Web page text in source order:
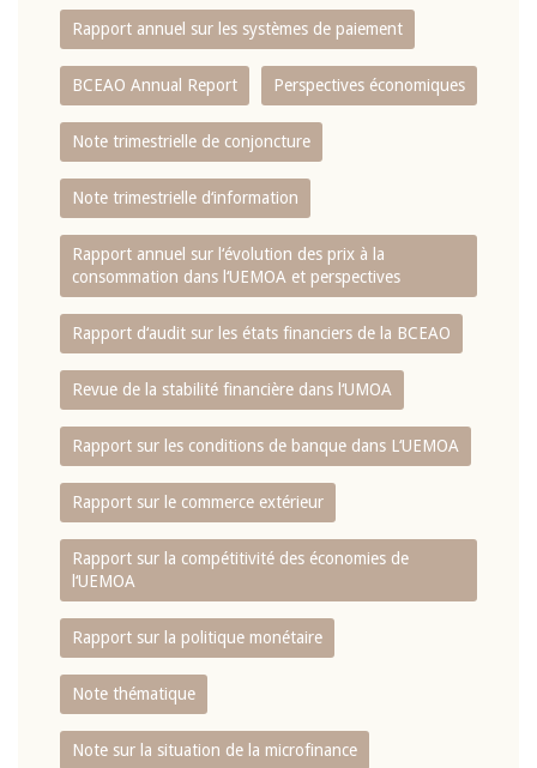
Rapport annuel sur les systèmes de paiement
BCEAO Annual Report Perspectives économiques
Note trimestrielle de conjoncture
Note trimestrielle d‘information
Rapport annuel sur l‘évolution des prix à la
consommation dans l‘UEMOA et perspectives
Rapport d‘audit sur les états financiers de la BCEAO
Revue de la stabilité financière dans l‘UMOA
Rapport sur les conditions de banque dans L‘UEMOA
Rapport sur le commerce extérieur
Rapport sur la compétitivité des économies de
l‘UEMOA
Rapport sur la politique monétaire
Note thématique
Note sur la situation de la microfinance